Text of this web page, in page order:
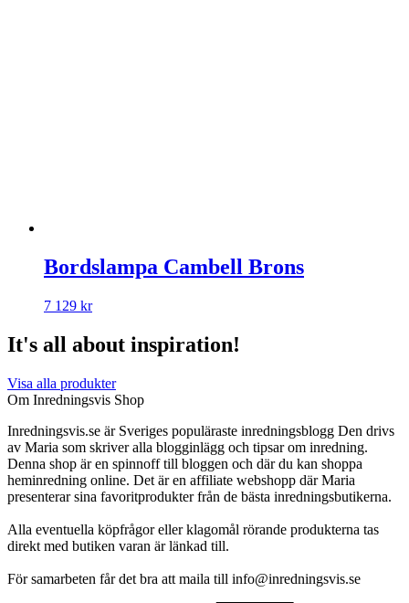
Bordslampa Cambell Brons
7 129 kr
It's all about inspiration!
Visa alla produkter
Om Inredningsvis Shop
Inredningsvis.se är Sveriges populäraste inredningsblogg Den drivs
av Maria som skriver alla blogginlägg och tipsar om inredning.
Denna shop är en spinnoff till bloggen och där du kan shoppa
heminredning online. Det är en affiliate webshopp där Maria
presenterar sina favoritprodukter från de bästa inredningsbutikerna.
Alla eventuella köpfrågor eller klagomål rörande produkterna tas
direkt med butiken varan är länkad till.
För samarbeten får det bra att maila till info@inredningsvis.se